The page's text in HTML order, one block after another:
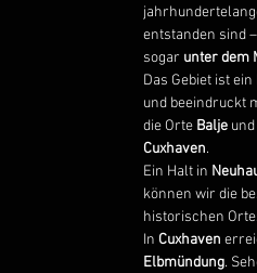
entstanden sind
sogar unter dem
Das Gebiet ist
und beeindruckt
die Orte Balje und
Cuxhaven.
Ein Halt in
können wir die
historischen
In Cuxhaven
Elbmündung.